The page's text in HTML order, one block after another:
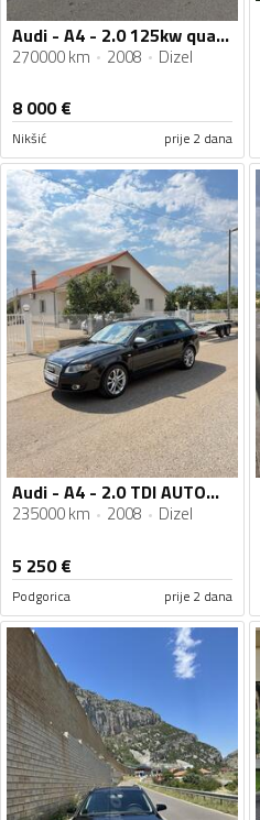
Audi - A4 - 2.0 125kw quattro
270000 km 2008 Dizel
8 000€
Nikšić prije 2 dana
Audi - A4 - 2.0 TDI AUTOMATIK MOTOR 8 VENTILA 1 BREGASTA
235000 km 2008 Dizel
5 250€
Podgorica prije 2 dana